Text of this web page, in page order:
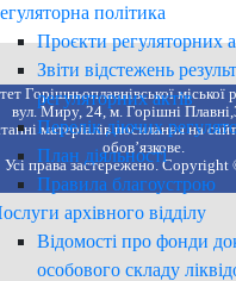
політика
Проєкти регуляторних
Звіти відстежень
регуляторних актів
Перелік діючих
План діяльності
Правила благоустрою
архівного відділу
Відомості про фонди
особового складу
Горішньоплавнівської міської
вул. Миру, 24, м. Горішні
матеріалів посилання на
обов’язкове.
Усі права застережено.